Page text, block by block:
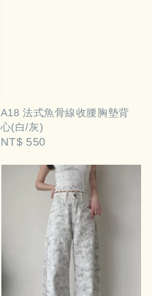
A18 法式魚骨線收腰胸墊背
心(白/灰)
Regular
NT$ 550